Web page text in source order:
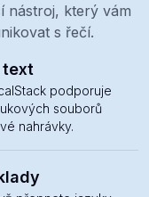
nástroj, který vám
s řečí.
text
podporuje
souborů
nahrávky.